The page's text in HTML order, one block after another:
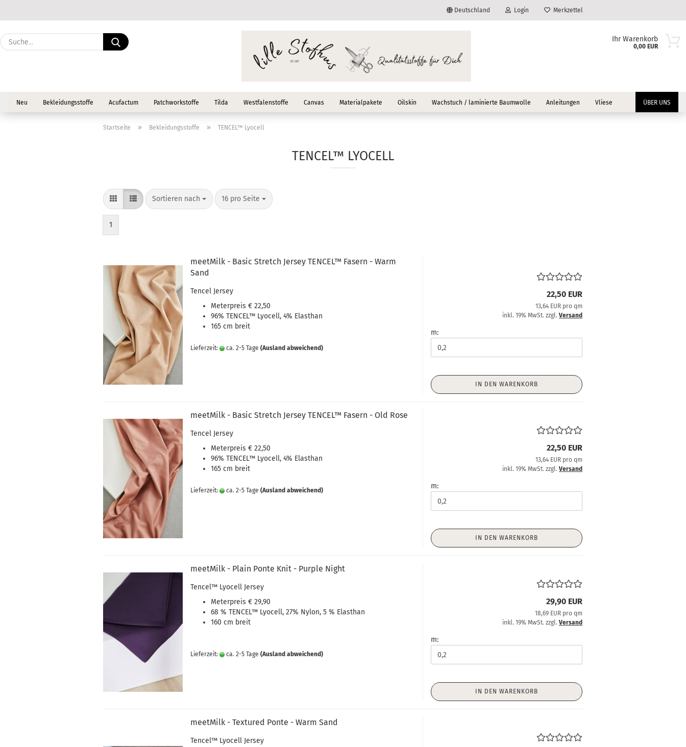
Deutschland Login
E-Mail
Passwort
Merkzettel
Suche... Ihr Warenkorb
0,00 EUR
Neu Bekleidungsstoffe Acufactum Patchworkstoffe Tilda Westfalenstoffe Canvas Materialpakete Oilskin Wachstuch / laminierte Baumwolle Anleitungen Vliese ÜBER UNS
Startseite » Bekleidungsstoffe » TENCEL™ Lyocell
TENCEL™ LYOCELL
Sortieren nach
Sortieren nach 16 pro Seite
pro Seite
1
meetMilk - Basic Stretch Jersey TENCEL™ Fasern - Warm
Sand
Tencel Jersey
Meterpreis € 22,50
96% TENCEL™ Lyocell, 4% Elasthan
165 cm breit
Lieferzeit: ca. 2-5 Tage (Ausland abweichend)
22,50 EUR
13,64 EUR pro qm
inkl. 19% MwSt. zzgl. Versand
m:
IN DEN WARENKORB
meetMilk - Basic Stretch Jersey TENCEL™ Fasern - Old Rose
Tencel Jersey
Meterpreis € 22,50
96% TENCEL™ Lyocell, 4% Elasthan
165 cm breit
Lieferzeit: ca. 2-5 Tage (Ausland abweichend)
22,50 EUR
13,64 EUR pro qm
inkl. 19% MwSt. zzgl. Versand
m:
IN DEN WARENKORB
meetMilk - Plain Ponte Knit - Purple Night
Tencel™ Lyocell Jersey
Meterpreis € 29,90
68 % TENCEL™ Lyocell, 27% Nylon, 5 % Elasthan
160 cm breit
Lieferzeit: ca. 2-5 Tage (Ausland abweichend)
29,90 EUR
18,69 EUR pro qm
inkl. 19% MwSt. zzgl. Versand
m:
IN DEN WARENKORB
meetMilk - Textured Ponte - Warm Sand
Tencel™ Lyocell Jersey